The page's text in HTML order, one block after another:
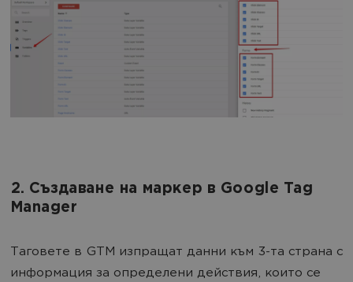
2. Създаване на маркер в Google Tag
Manager
Таговете в GTM изпращат данни към 3-та страна с
информация за определени действия, които се